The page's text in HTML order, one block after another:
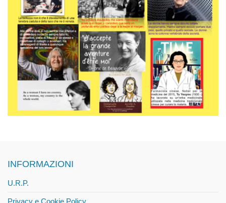
INFORMAZIONI
U.R.P.
Privacy e Cookie Policy